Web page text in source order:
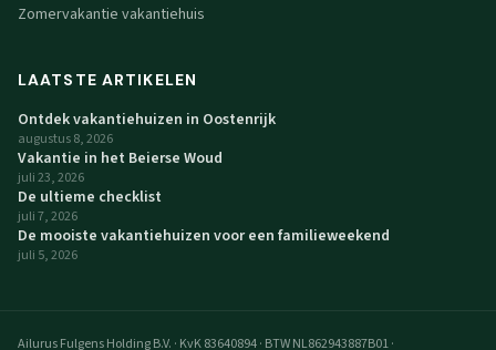
Zomervakantie vakantiehuis
LAATSTE ARTIKELEN
Ontdek vakantiehuizen in Oostenrijk
augustus 8, 2026
Vakantie in het Beierse Woud
juli 23, 2026
De ultieme checklist
juli 7, 2026
De mooiste vakantiehuizen voor een familieweekend
juli 5, 2026
Ailurus Fulgens Holding B.V. · KvK 83640894· BTW NL862943887B01·